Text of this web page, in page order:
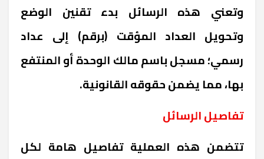
وتعني هذه الرسائل بدء تقنين الوضع
وتحويل العداد المؤقت (برقم) إلى عداد
رسمي؛ مسجل باسم مالك الوحدة أو المنتفع
بها، مما يضمن حقوقه القانونية.
تفاصيل الرسائل
تتضمن هذه العملية تفاصيل هامة لكل